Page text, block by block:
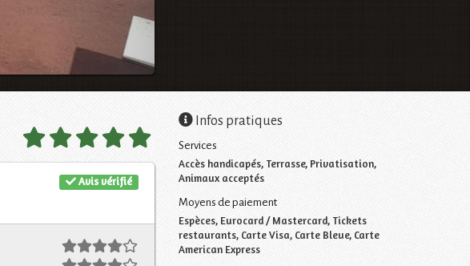
Avis vérifié
Infos pratiques
Services
Accès handicapés, Terrasse, Privatisation,
Animaux acceptés
Moyens de paiement
Espèces, Eurocard / Mastercard, Tickets
restaurants, Carte Visa, Carte Bleue, Carte
American Express